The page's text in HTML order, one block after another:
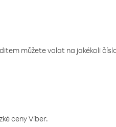
můžete volat na jakékoli
ceny Viber.